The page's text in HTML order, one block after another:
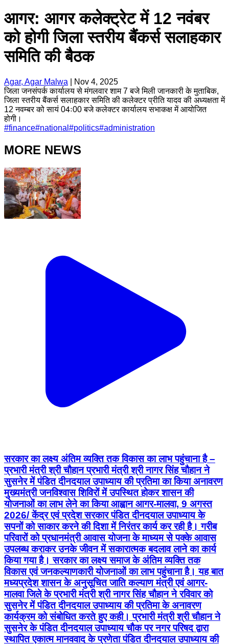
आगर: आगर कलेक्ट्रेट में 12 नवंबर
को होगी जिला स्तरीय बैंकर्स सलाहकार
समिति की बैठक
Agar, Agar Malwa
Nov 4, 2025
जिला जनसंपर्क कार्यालय से मंगलवार शाम 7 बजे मिली जानकारी के मुताबिक,
जिला स्तरीय बैंकर्स सलाहकार समिति की कलेक्टर प्रीति यादव की अध्यक्षता में
12 नवम्बर को सायं 04ः00 बजे कलेक्टर कार्यालय सभाकक्ष में आयोजित
होगी।
#finance#national #politics#administration
MORE NEWS
सरकार का लक्ष्य अंतिम व्यक्ति तक विकास का लाभ पहुंचाना है –
प्रभारी मंत्री श्री चौहान प्रभारी मंत्री श्री नागर सिंह चौहान ने
सुसनेर में पंडित दीनदयाल उपाध्याय की प्रतिमा का किया अनावरण
मुख्यमंत्री जनविश्वास शिविरों में उपस्थित होकर शासन की
योजनाओं का लाभ लेने का किया आह्वान आगर-मालवा, 9 अगस्त
2026/ केंद्र एवं प्रदेश सरकार पंडित दीनदयाल उपाध्याय के
सपनों को साकार करने की दिशा में निरंतर कार्य कर रही है। गरीब
परिवारों को प्रधानमंत्री आवास योजना के माध्यम से पक्के आवास
उपलब्ध कराकर उनके जीवन में सकारात्मक बदलाव लाने का कार्य
किया गया है। सरकार का लक्ष्य समाज के अंतिम व्यक्ति तक
विकास एवं जनकल्याणकारी योजनाओं का लाभ पहुंचाना है। यह बात
मध्यप्रदेश शासन के अनुसूचित जाति कल्याण मंत्री एवं आगर-
मालवा जिले के प्रभारी मंत्री श्री नागर सिंह चौहान ने रविवार को
सुसनेर में पंडित दीनदयाल उपाध्याय की प्रतिमा के अनावरण
कार्यक्रम को संबोधित करते हुए कही। प्रभारी मंत्री श्री चौहान ने
सुसनेर के पंडित दीनदयाल उपाध्याय चौक पर नगर परिषद द्वारा
स्थापित एकात्म मानववाद के प्रणेता पंडित दीनदयाल उपाध्याय की